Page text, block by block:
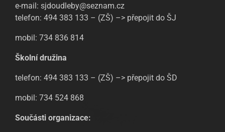
e-mail: sjdoudleby@seznam.cz
telefon: 494 383 133 – (ZŠ) –> přepojit do ŠJ
mobil: 734 836 814
Školní družina
telefon: 494 383 133 – (ZŠ) –> přepojit do ŠD
mobil: 734 524 868
Součásti organizace: